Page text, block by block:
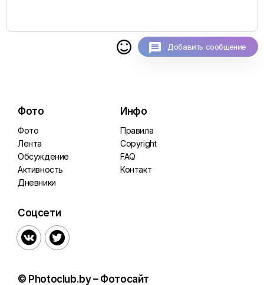
 Добавить сообщение
Фото
Фото
Лента
Обсуждение
Активность
Дневники
Инфо
Правила
Copyright
FAQ
Контакт
Соцсети
 
© Photoclub.by – Фотосайт